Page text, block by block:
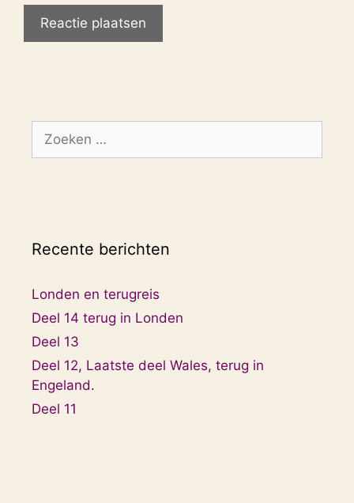
naar:
Recente berichten
Londen en terugreis
Deel 14 terug in Londen
Deel 13
Deel 12, Laatste deel Wales, terug in
Engeland.
Deel 11